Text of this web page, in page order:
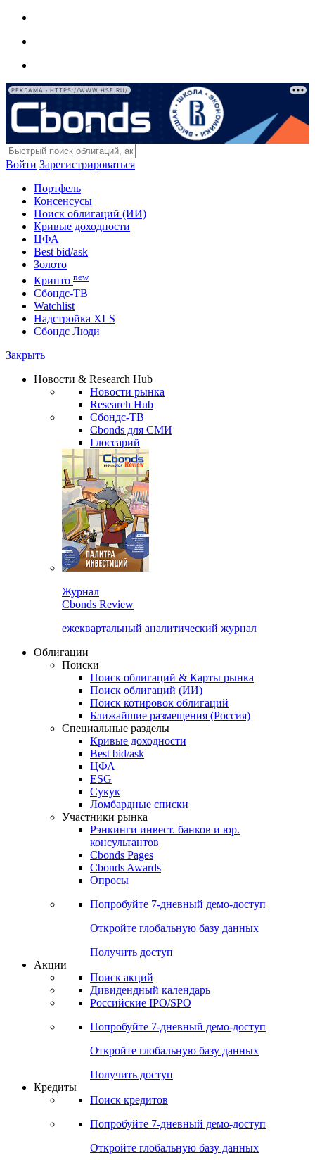
РЕКЛАМА • HTTPS://WWW.HSE.RU/
Войти Зарегистрироваться
Портфель
Консенсусы
Поиск облигаций (ИИ)
Кривые доходности
ЦФА
Best bid/ask
Золото
Крипто new
Сбондс-ТВ
Watchlist
Надстройка XLS
Сбондс Люди
Закрыть
Новости & Research Hub
Новости рынка
Research Hub
Сбондс-ТВ
Cbonds для СМИ
Глоссарий
Журнал
Cbonds Review
ежеквартальный аналитический журнал
Облигации
Поиски
Поиск облигаций & Карты рынка
Поиск облигаций (ИИ)
Поиск котировок облигаций
Ближайшие размещения (Россия)
Специальные разделы
Кривые доходности
Best bid/ask
ЦФА
ESG
Сукук
Ломбардные списки
Участники рынка
Рэнкинги инвест. банков и юр.
консультантов
Cbonds Pages
Cbonds Awards
Опросы
Попробуйте 7-дневный демо-доступ
Откройте глобальную базу данных
Получить доступ
Акции
Поиск акций
Дивидендный календарь
Российские IPO/SPO
Попробуйте 7-дневный демо-доступ
Откройте глобальную базу данных
Получить доступ
Кредиты
Поиск кредитов
Попробуйте 7-дневный демо-доступ
Откройте глобальную базу данных